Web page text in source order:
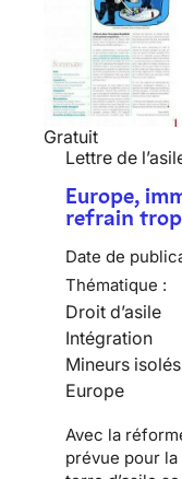
Gratuit
Lettre de
Europe,
refrain
Date de
Thématique :
Droit d’asile
Intégration
Mineurs
Europe
Avec la
prévue pour la